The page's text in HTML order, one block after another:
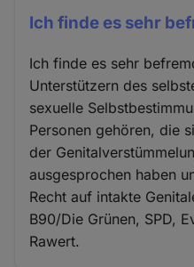
Ich finde es sehr
Ich finde es sehr
Unterstützern des
sexuelle
Personen gehören, die
der
ausgesprochen haben
Recht auf intakte
B90/Die Grünen, SPD,
Rawert.